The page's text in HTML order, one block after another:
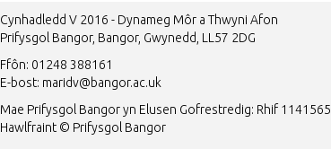
Cynhadledd V 2016 - Dynameg Môr a Thwyni Afon
Prifysgol Bangor, Bangor, Gwynedd, LL57 2DG
Ffôn: 01248 388161
E-bost: maridv@bangor.ac.uk
Mae Prifysgol Bangor yn Elusen Gofrestredig: Rhif 1141565
Hawlfraint © Prifysgol Bangor